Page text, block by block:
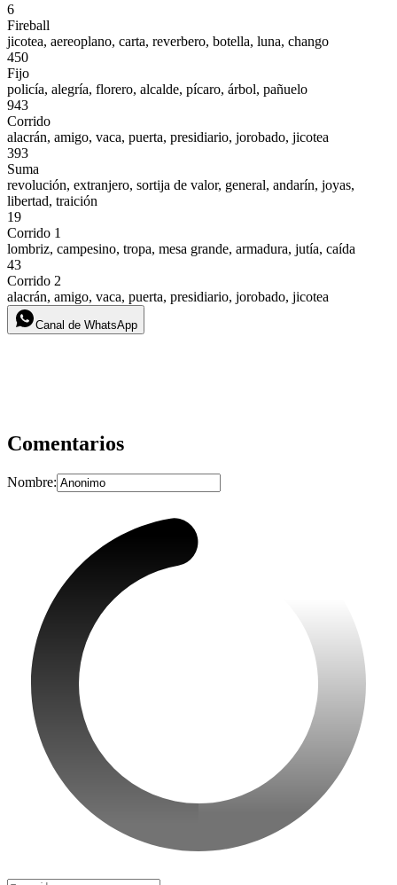
6
Fireball
jicotea, aereoplano, carta, reverbero, botella, luna, chango
450
Fijo
policía, alegría, florero, alcalde, pícaro, árbol, pañuelo
943
Corrido
alacrán, amigo, vaca, puerta, presidiario, jorobado, jicotea
393
Suma
revolución, extranjero, sortija de valor, general, andarín, joyas,
libertad, traición
19
Corrido 1
lombriz, campesino, tropa, mesa grande, armadura, jutía, caída
43
Corrido 2
alacrán, amigo, vaca, puerta, presidiario, jorobado, jicotea
Canal de WhatsApp
Comentarios
Nombre: